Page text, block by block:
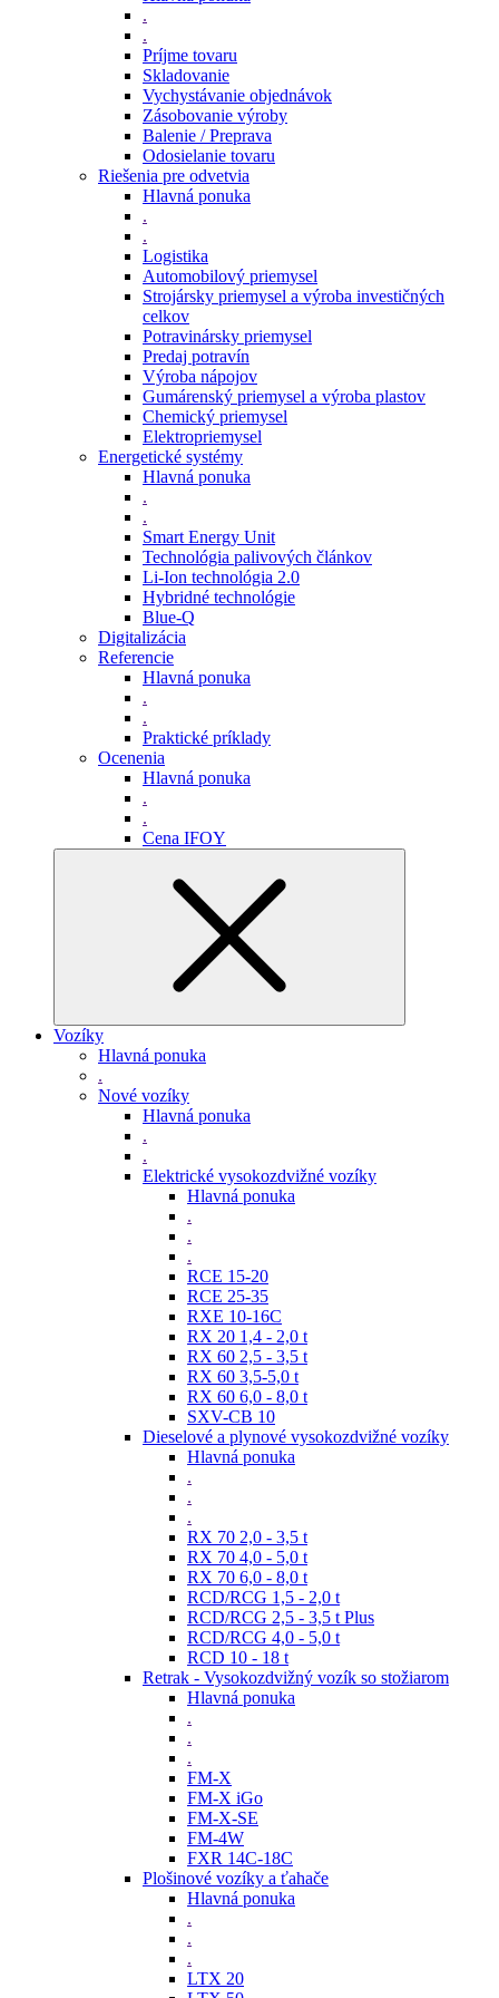
.
.
Príjme tovaru
Skladovanie
Vychystávanie objednávok
Zásobovanie výroby
Balenie / Preprava
Odosielanie tovaru
Riešenia pre odvetvia
Hlavná ponuka
.
.
Logistika
Automobilový priemysel
Strojársky priemysel a výroba investičných
celkov
Potravinársky priemysel
Predaj potravín
Výroba nápojov
Gumárenský priemysel a výroba plastov
Chemický priemysel
Elektropriemysel
Energetické systémy
Hlavná ponuka
.
.
Smart Energy Unit
Technológia palivových článkov
Li-Ion technológia 2.0
Hybridné technológie
Blue-Q
Digitalizácia
Referencie
Hlavná ponuka
.
.
Praktické príklady
Ocenenia
Hlavná ponuka
.
.
Cena IFOY
Vozíky
Hlavná ponuka
.
Nové vozíky
Hlavná ponuka
.
.
Elektrické vysokozdvižné vozíky
Hlavná ponuka
.
.
.
RCE 15-20
RCE 25-35
RXE 10-16C
RX 20 1,4 - 2,0 t
RX 60 2,5 - 3,5 t
RX 60 3,5-5,0 t
RX 60 6,0 - 8,0 t
SXV-CB 10
Dieselové a plynové vysokozdvižné vozíky
Hlavná ponuka
.
.
.
RX 70 2,0 - 3,5 t
RX 70 4,0 - 5,0 t
RX 70 6,0 - 8,0 t
RCD/RCG 1,5 - 2,0 t
RCD/RCG 2,5 - 3,5 t Plus
RCD/RCG 4,0 - 5,0 t
RCD 10 - 18 t
Retrak - Vysokozdvižný vozík so stožiarom
Hlavná ponuka
.
.
.
FM-X
FM-X iGo
FM-X-SE
FM-4W
FXR 14C-18C
Plošinové vozíky a ťahače
Hlavná ponuka
.
.
.
LTX 20